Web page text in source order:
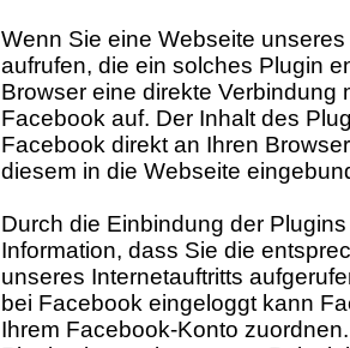
Wenn Sie eine Webseite
aufrufen, die ein solches Plugin
Browser eine direkte Verbindung
Facebook auf. Der Inhalt des
Facebook direkt an Ihren
diesem in die Webseite
Durch die Einbindung der
Information, dass Sie die
unseres Internetauftritts
bei Facebook eingeloggt kann
Ihrem Facebook-Konto